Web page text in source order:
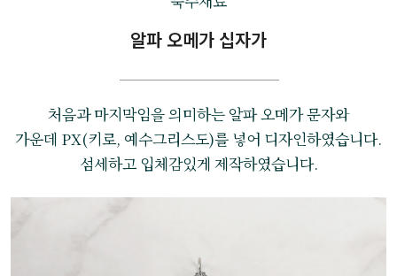
알파 오메가 십자가
처음과 마지막임을 의미하는 알파 오메가 문자와
가운데 PX(키로, 예수그리스도)를 넣어 디자인하였습니다.
섬세하고 입체감있게 제작하였습니다.